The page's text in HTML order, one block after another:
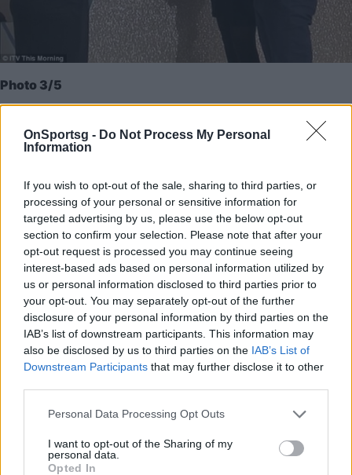
OnSportsg - Do Not Process My Personal
Information
If you wish to opt-out of the sale, sharing to third parties, or
processing of your personal or sensitive information for
targeted advertising by us, please use the below opt-out
section to confirm your selection. Please note that after your
opt-out request is processed you may continue seeing
interest-based ads based on personal information utilized by
us or personal information disclosed to third parties prior to
your opt-out. You may separately opt-out of the further
disclosure of your personal information by third parties on the
IAB’s list of downstream participants. This information may
also be disclosed by us to third parties on the IAB’s List of
Downstream Participants that may further disclose it to other
Personal Data Processing Opt Outs
I want to opt-out of the Sharing of my
personal data.
Opted In
Photo 3/5
(photos+video)